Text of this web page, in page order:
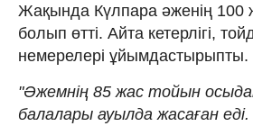
Жақында Күлпара әженің 100
болып өтті. Айта кетерлігі,
немерелері ұйымдастырыпты.
"Әжемнің 85 жас тойын
балалары ауылда жасаған